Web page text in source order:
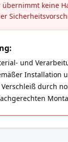
übernimmt keine
und
Installation
Verschleiß durch